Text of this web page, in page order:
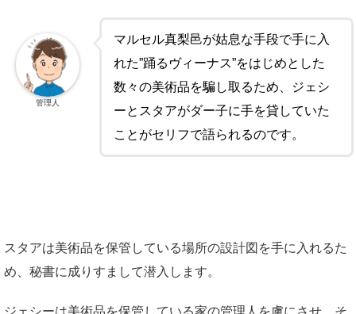
マルセル真梨邑が姑息な手段で手に入
れた”踊るヴィーナス”をはじめとした
数々の美術品を騙し取るため、ジェシ
ーとスタアがダー子に手を貸していた
ことがセリフで語られるのです。
管理人
スタアは美術品を保管している場所の設計図を手に入れるた
め、秘書に成りすまして潜入します。
ジェシーは美術品を保管している家の管理人を虜にさせ、そ